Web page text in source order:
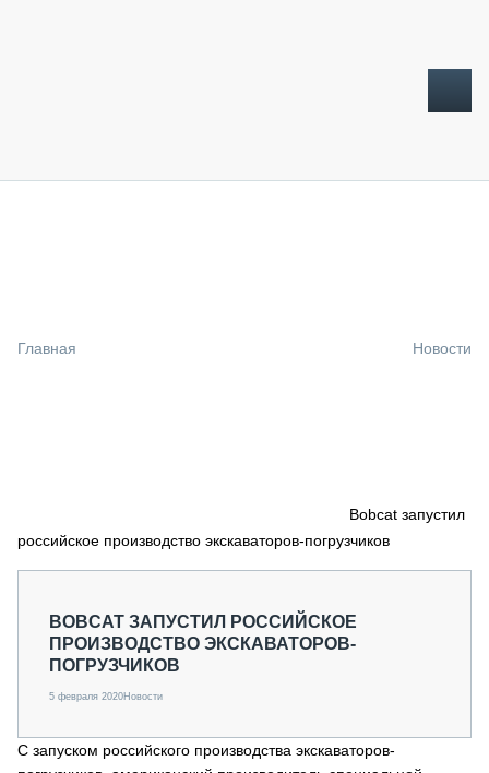
СПЕЦПРОЕКТЫ
О ПРОЕКТЕ
Главная Новости
Bobcat запустил
российское производство экскаваторов-погрузчиков
BOBCAT ЗАПУСТИЛ РОССИЙСКОЕ
ПРОИЗВОДСТВО ЭКСКАВАТОРОВ-
ПОГРУЗЧИКОВ
5 февраля 2020Новости
С запуском российского производства экскаваторов-